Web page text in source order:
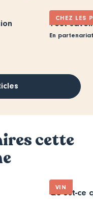
CHEZ LES
Tout
En
cette
VIN
Qu’est-ce